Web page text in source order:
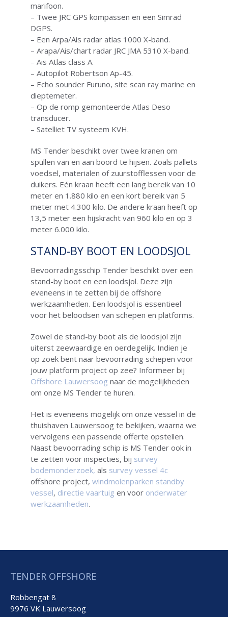
marifoon.
– Twee JRC GPS kompassen en een Simrad
DGPS.
– Een Arpa/Ais radar atlas 1000 X-band.
– Arapa/Ais/chart radar JRC JMA 5310 X-band.
– Ais Atlas class A.
– Autopilot Robertson Ap-45.
– Echo sounder Furuno, site scan ray marine en
dieptemeter.
– Op de romp gemonteerde Atlas Deso
transducer.
– Satelliet TV systeem KVH.
MS Tender beschikt over twee kranen om
spullen van en aan boord te hijsen. Zoals pallets
voedsel, materialen of zuurstofflessen voor de
duikers. Eén kraan heeft een lang bereik van 10
meter en 1.880 kilo en een kort bereik van 5
meter met 4.300 kilo. De andere kraan heeft op
13,5 meter een hijskracht van 960 kilo en op 3
meter 6.000 kilo.
STAND-BY BOOT EN LOODSJOL
Bevoorradingsschip Tender beschikt over een
stand-by boot en een loodsjol. Deze zijn
eveneens in te zetten bij de offshore
werkzaamheden. Een loodsjol is essentieel
voor het beloodsen van schepen en platforms.
Zowel de stand-by boot als de loodsjol zijn
uiterst zeewaardige en oerdegelijk. Indien je
op zoek bent naar bevoorrading schepen voor
jouw platform project op zee? Informeer bij
Offshore Lauwersoog naar de mogelijkheden
om onze MS Tender te huren.
Het is eveneens mogelijk om onze vessel in de
thuishaven Lauwersoog te bekijken, waarna we
vervolgens een passende offerte opstellen.
Naast bevoorrading schip is MS Tender ook in
te zetten voor inspecties, bij survey
bodemonderzoek, als survey vessel 4c
offshore project, windmolenparken standby
vessel, directie vaartuig en voor onderwater
werkzaamheden.
TENDER OFFSHORE
Robbengat 8
9976 VK Lauwersoog